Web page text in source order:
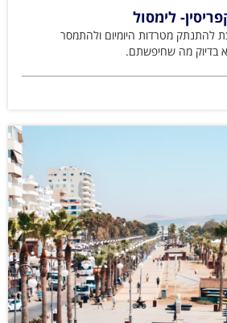
לימסול
להתנתק מטרדות היומיום ולהתמסר
בדיוק מה שחיפשתם.